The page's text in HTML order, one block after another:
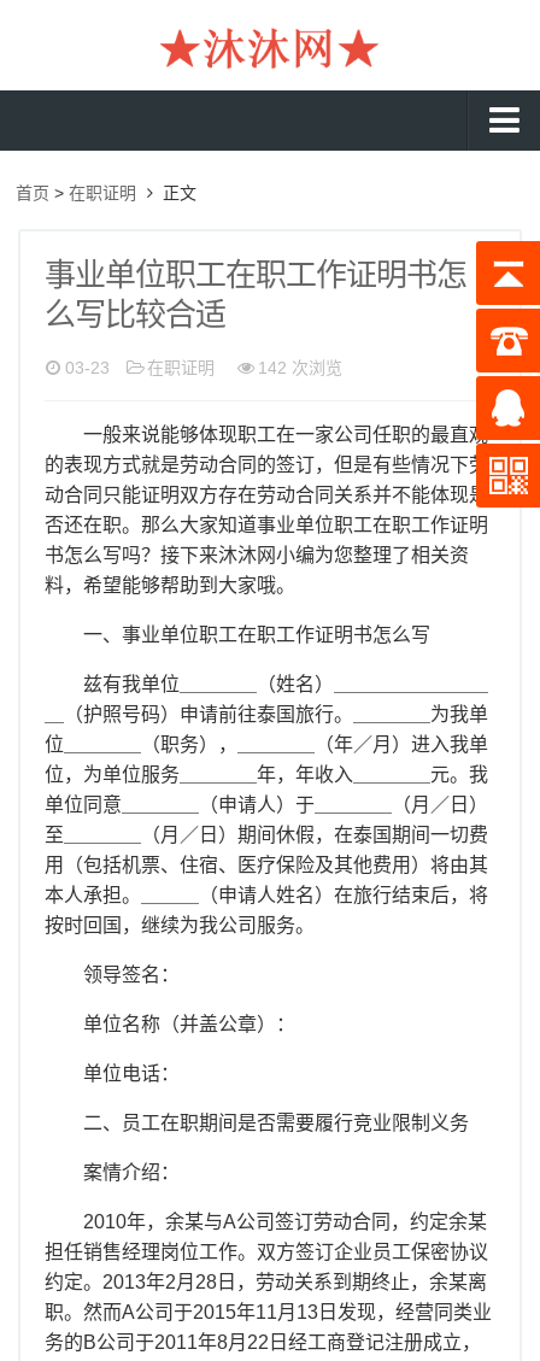
工资流水
入职流水
企业流水
存款证明
在职证明
离职证明
首页 >在职证明 正文
事业单位职工在职工作证明书怎
么写比较合适
03-23 在职证明 142 次浏览
一般来说能够体现职工在一家公司任职的最直观
的表现方式就是劳动合同的签订，但是有些情况下劳
动合同只能证明双方存在劳动合同关系并不能体现是
否还在职。那么大家知道事业单位职工在职工作证明
书怎么写吗？接下来沐沐网小编为您整理了相关资
料，希望能够帮助到大家哦。
一、事业单位职工在职工作证明书怎么写
兹有我单位＿＿＿＿（姓名）＿＿＿＿＿＿＿＿
＿（护照号码）申请前往泰国旅行。＿＿＿＿为我单
位＿＿＿＿（职务），＿＿＿＿（年／月）进入我单
位，为单位服务＿＿＿＿年，年收入＿＿＿＿元。我
单位同意＿＿＿＿（申请人）于＿＿＿＿（月／日）
至＿＿＿＿（月／日）期间休假，在泰国期间一切费
用（包括机票、住宿、医疗保险及其他费用）将由其
本人承担。＿＿＿（申请人姓名）在旅行结束后，将
按时回国，继续为我公司服务。
领导签名：
单位名称（并盖公章）：
单位电话：
二、员工在职期间是否需要履行竞业限制义务
案情介绍：
2010年，余某与A公司签订劳动合同，约定余某
担任销售经理岗位工作。双方签订企业员工保密协议
约定。2013年2月28日，劳动关系到期终止，余某离
职。然而A公司于2015年11月13日发现，经营同类业
务的B公司于2011年8月22日经工商登记注册成立，